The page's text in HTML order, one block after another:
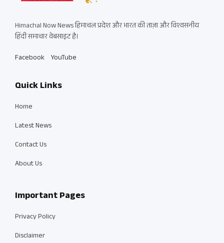
Himachal Now News हिमाचल प्रदेश और भारत की ताज़ा और विश्वसनीय
हिंदी समाचार वेबसाइट है।
Facebook YouTube
Quick Links
Home
Latest News
Contact Us
About Us
Important Pages
Privacy Policy
Disclaimer